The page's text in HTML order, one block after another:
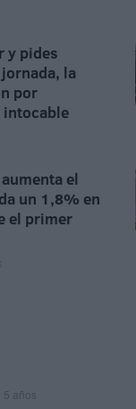
y pides
la
por
intocable
el
un 1,8% en
el primer
años